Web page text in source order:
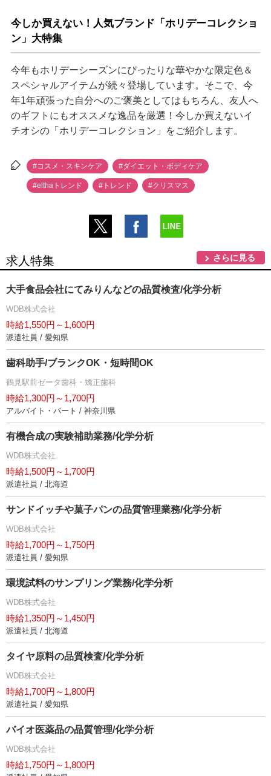
今しか買えない！人気ブランド「ホリデーコレクショ
ン」大特集
今年もホリデーシーズンにぴったりな華やかな限定色＆
スペシャルアイテムが続々登場しています。そこで、今
年1年頑張った自分へのご褒美としてはもちろん、友人へ
のギフトにもオススメな逸品を厳選！今しか買えないイ
チオシの「ホリデーコレクション」をご紹介します。
#コスメ・スキンケア #ダイエット・ボディケア
#elthaトレンド #トレンド #クリスマス
求人特集 さらに見る
大手食品会社にてみりんなどの品質検査/化学分析
WDB株式会社
時給1,550円～1,600円
派遣社員 / 愛知県
歯科助手/ブランクOK・短時間OK
鶴見駅前ゼータ歯科・矯正歯科
時給1,300円～1,700円
アルバイト・パート / 神奈川県
有機合成の実験補助業務/化学分析
WDB株式会社
時給1,500円～1,700円
派遣社員 / 北海道
サンドイッチや菓子パンの品質管理業務/化学分析
WDB株式会社
時給1,700円～1,750円
派遣社員 / 愛知県
環境試料のサンプリング業務/化学分析
WDB株式会社
時給1,350円～1,450円
派遣社員 / 北海道
タイヤ原料の品質検査/化学分析
WDB株式会社
時給1,700円～1,800円
派遣社員 / 愛知県
バイオ医薬品の品質管理/化学分析
WDB株式会社
時給1,750円～1,800円